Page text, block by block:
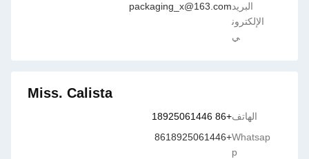
البريد
الإلكترون
ي
packaging_x@163.com
Miss. Calista
الهاتف+86 18925061446
Whatsap
p
+8618925061446